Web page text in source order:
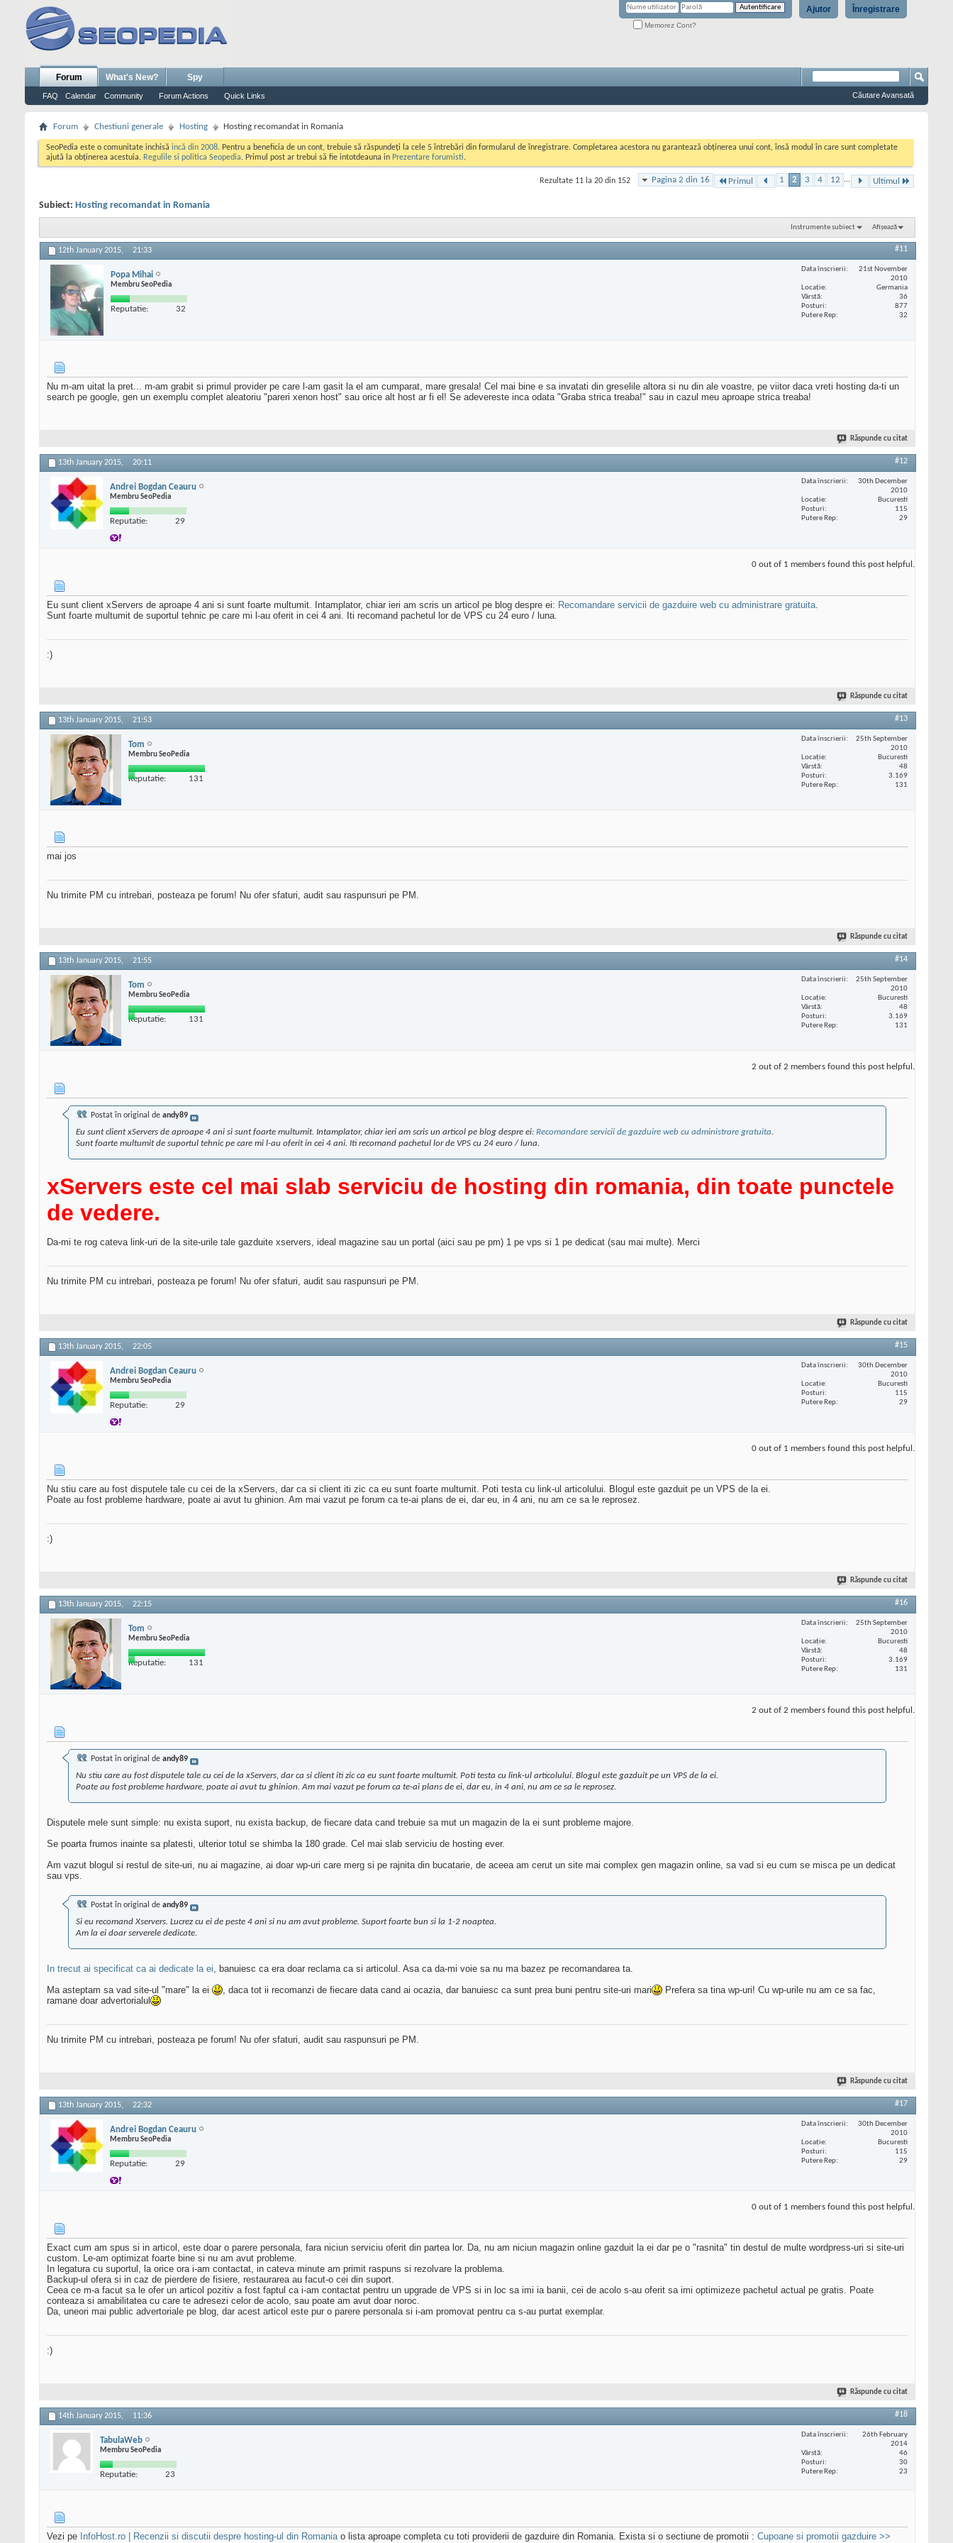
Înregistrare
Ajutor
Memorez Cont?
Forum
FAQ Calendar Community Forum Actions Quick Links
What's New? Spy
Căutare Avansată
Forum Chestiuni generale Hosting Hosting recomandat in Romania
SeoPedia este o comunitate inchisă incă din 2008. Pentru a beneficia de un cont, trebuie să răspundeți la cele 5 întrebări din formularul de înregistrare. Completarea acestora nu garantează obținerea unui cont, însă modul în care sunt completate
ajută la obținerea acestuia. Regulile si politica Seopedia. Primul post ar trebui să fie intotdeauna in Prezentare forumisti.
Pagina 2 din 16 Primul 1 2 3 4 12 ... Ultimul
Rezultate 11 la 20 din 152
Subiect: Hosting recomandat in Romania
Instrumente subiect Afișează
12th January 2015, 21:33 #11
Popa Mihai
Membru SeoPedia
Reputatie: 32
Data înscrierii
21st November
2010
Locaţie
Germania
Vârstă
36
Posturi
877
Putere Rep
32
Nu m-am uitat la pret... m-am grabit si primul provider pe care l-am gasit la el am cumparat, mare gresala! Cel mai bine e sa invatati din greselile altora si nu din ale voastre, pe viitor daca vreti hosting da-ti un
search pe google, gen un exemplu complet aleatoriu "pareri xenon host" sau orice alt host ar fi el! Se adevereste inca odata "Graba strica treaba!" sau in cazul meu aproape strica treaba!
Răspunde cu citat
13th January 2015, 20:11 #12
Andrei Bogdan Ceauru
Membru SeoPedia
Reputatie: 29
Data înscrierii
30th December
2010
Locaţie
Bucuresti
Posturi
115
Putere Rep
29
0 out of 1 members found this post helpful.
Eu sunt client xServers de aproape 4 ani si sunt foarte multumit. Intamplator, chiar ieri am scris un articol pe blog despre ei: Recomandare servicii de gazduire web cu administrare gratuita.
Sunt foarte multumit de suportul tehnic pe care mi l-au oferit in cei 4 ani. Iti recomand pachetul lor de VPS cu 24 euro / luna.
:)
Răspunde cu citat
13th January 2015, 21:53 #13
Tom
Membru SeoPedia
Reputatie: 131
Data înscrierii
25th September
2010
Locaţie
Bucuresti
Vârstă
48
Posturi
3.169
Putere Rep
131
mai jos
Nu trimite PM cu intrebari, posteaza pe forum! Nu ofer sfaturi, audit sau raspunsuri pe PM.
Răspunde cu citat
13th January 2015, 21:55 #14
Tom
Membru SeoPedia
Reputatie: 131
Data înscrierii
25th September
2010
Locaţie
Bucuresti
Vârstă
48
Posturi
3.169
Putere Rep
131
2 out of 2 members found this post helpful.
Postat în original de andy89
Eu sunt client xServers de aproape 4 ani si sunt foarte multumit. Intamplator, chiar ieri am scris un articol pe blog despre ei: Recomandare servicii de gazduire web cu administrare gratuita.
Sunt foarte multumit de suportul tehnic pe care mi l-au oferit in cei 4 ani. Iti recomand pachetul lor de VPS cu 24 euro / luna.
xServers este cel mai slab serviciu de hosting din romania, din toate punctele
de vedere.
Da-mi te rog cateva link-uri de la site-urile tale gazduite xservers, ideal magazine sau un portal (aici sau pe pm) 1 pe vps si 1 pe dedicat (sau mai multe). Merci
Nu trimite PM cu intrebari, posteaza pe forum! Nu ofer sfaturi, audit sau raspunsuri pe PM.
Răspunde cu citat
13th January 2015, 22:05 #15
Andrei Bogdan Ceauru
Membru SeoPedia
Reputatie: 29
Data înscrierii
30th December
2010
Locaţie
Bucuresti
Posturi
115
Putere Rep
29
0 out of 1 members found this post helpful.
Nu stiu care au fost disputele tale cu cei de la xServers, dar ca si client iti zic ca eu sunt foarte multumit. Poti testa cu link-ul articolului. Blogul este gazduit pe un VPS de la ei.
Poate au fost probleme hardware, poate ai avut tu ghinion. Am mai vazut pe forum ca te-ai plans de ei, dar eu, in 4 ani, nu am ce sa le reprosez.
:)
Răspunde cu citat
13th January 2015, 22:15 #16
Tom
Membru SeoPedia
Reputatie: 131
Data înscrierii
25th September
2010
Locaţie
Bucuresti
Vârstă
48
Posturi
3.169
Putere Rep
131
2 out of 2 members found this post helpful.
Postat în original de andy89
Nu stiu care au fost disputele tale cu cei de la xServers, dar ca si client iti zic ca eu sunt foarte multumit. Poti testa cu link-ul articolului. Blogul este gazduit pe un VPS de la ei.
Poate au fost probleme hardware, poate ai avut tu ghinion. Am mai vazut pe forum ca te-ai plans de ei, dar eu, in 4 ani, nu am ce sa le reprosez.
Disputele mele sunt simple: nu exista suport, nu exista backup, de fiecare data cand trebuie sa mut un magazin de la ei sunt probleme majore.
Se poarta frumos inainte sa platesti, ulterior totul se shimba la 180 grade. Cel mai slab serviciu de hosting ever.
Am vazut blogul si restul de site-uri, nu ai magazine, ai doar wp-uri care merg si pe rajnita din bucatarie, de aceea am cerut un site mai complex gen magazin online, sa vad si eu cum se misca pe un dedicat
sau vps.
Postat în original de andy89
Si eu recomand Xservers. Lucrez cu ei de peste 4 ani si nu am avut probleme. Suport foarte bun si la 1-2 noaptea.
Am la ei doar serverele dedicate.
In trecut ai specificat ca ai dedicate la ei, banuiesc ca era doar reclama ca si articolul. Asa ca da-mi voie sa nu ma bazez pe recomandarea ta.
Ma asteptam sa vad site-ul "mare" la ei
, daca tot ii recomanzi de fiecare data cand ai ocazia, dar banuiesc ca sunt prea buni pentru site-uri mari
Prefera sa tina wp-uri! Cu wp-urile nu am ce sa fac,
ramane doar advertorialul
Nu trimite PM cu intrebari, posteaza pe forum! Nu ofer sfaturi, audit sau raspunsuri pe PM.
Răspunde cu citat
13th January 2015, 22:32 #17
Andrei Bogdan Ceauru
Membru SeoPedia
Reputatie: 29
Data înscrierii
30th December
2010
Locaţie
Bucuresti
Posturi
115
Putere Rep
29
0 out of 1 members found this post helpful.
Exact cum am spus si in articol, este doar o parere personala, fara niciun serviciu oferit din partea lor. Da, nu am niciun magazin online gazduit la ei dar pe o "rasnita" tin destul de multe wordpress-uri si site-uri
custom. Le-am optimizat foarte bine si nu am avut probleme.
In legatura cu suportul, la orice ora i-am contactat, in cateva minute am primit raspuns si rezolvare la problema.
Backup-ul ofera si in caz de pierdere de fisiere, restaurarea au facut-o cei din suport.
Ceea ce m-a facut sa le ofer un articol pozitiv a fost faptul ca i-am contactat pentru un upgrade de VPS si in loc sa imi ia banii, cei de acolo s-au oferit sa imi optimizeze pachetul actual pe gratis. Poate
conteaza si amabilitatea cu care te adresezi celor de acolo, sau poate am avut doar noroc.
Da, uneori mai public advertoriale pe blog, dar acest articol este pur o parere personala si i-am promovat pentru ca s-au purtat exemplar.
:)
Răspunde cu citat
14th January 2015, 11:36 #18
TabulaWeb
Membru SeoPedia
Reputatie: 23
Data înscrierii
26th February
2014
Vârstă
46
Posturi
30
Putere Rep
23
Vezi pe InfoHost.ro | Recenzii si discutii despre hosting-ul din Romaniao lista aproape completa cu toti providerii de gazduire din Romania. Exista si o sectiune de promotii : Cupoane si promotii gazduire >>